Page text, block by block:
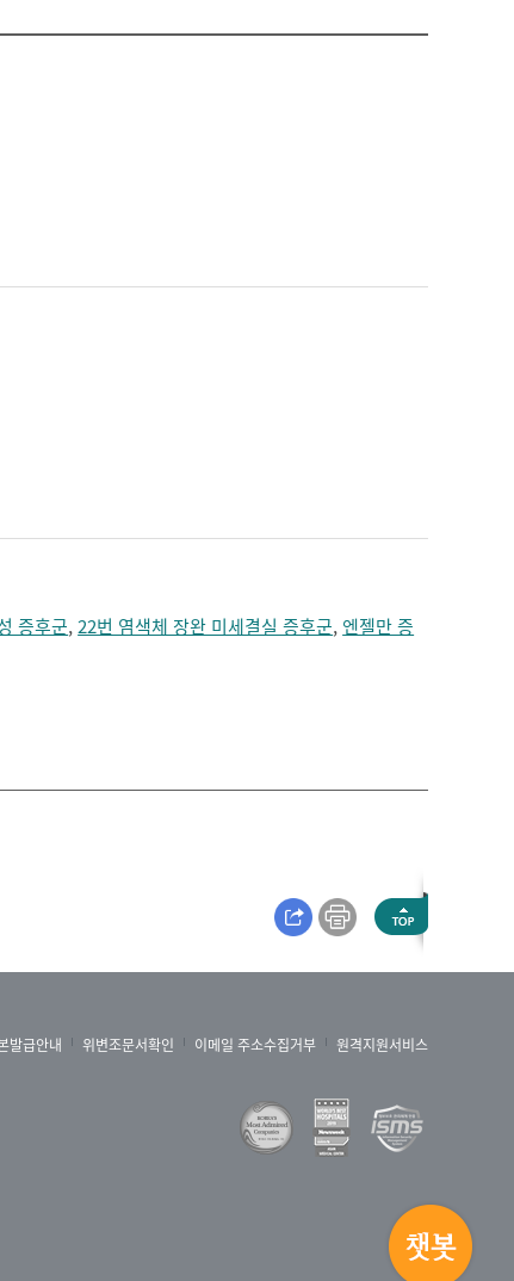
얼굴 중심선이 안맞음
얼굴 한쪽의 반점
턱의 통증
편두통
증후군,22번 염색체 장완 미세결실 증후군, 엔젤만 증
발급안내 위변조문서확인 이메일 주소수집거부 원격지원서비스